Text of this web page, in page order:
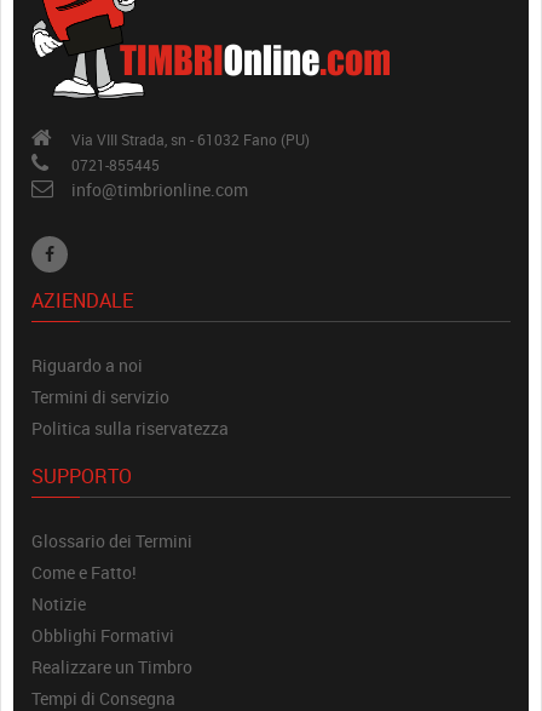
Via VIII Strada, sn - 61032 Fano (PU)
0721-855445
info@timbrionline.com
AZIENDALE
Riguardo a noi
Termini di servizio
Politica sulla riservatezza
SUPPORTO
Glossario dei Termini
Come e Fatto!
Notizie
Obblighi Formativi
Realizzare un Timbro
Tempi di Consegna